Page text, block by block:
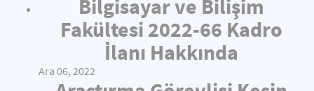
Bilgisayar ve Bilişim
Fakültesi 2022-66 Kadro
İlanı Hakkında
Ara 06, 2022